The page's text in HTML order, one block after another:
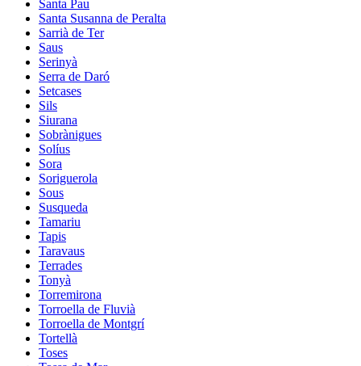
Santa Pau
Santa Susanna de Peralta
Sarrià de Ter
Saus
Serinyà
Serra de Daró
Setcases
Sils
Siurana
Sobrànigues
Solíus
Sora
Soriguerola
Sous
Susqueda
Tamariu
Tapis
Taravaus
Terrades
Tonyà
Torremirona
Torroella de Fluvià
Torroella de Montgrí
Tortellà
Toses